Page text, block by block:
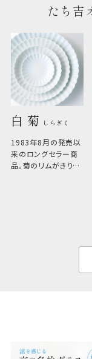
たち吉
白 菊 しらぎく
1983年8月の発売以
来のロングセラー商
品。菊のリムがきりっ